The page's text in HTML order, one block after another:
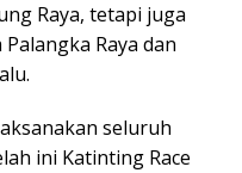
Raya, tetapi juga
Raya dan
seluruh
ini Katinting Race